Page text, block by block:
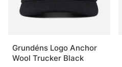
Grundéns Logo Anchor
Wool Trucker Black